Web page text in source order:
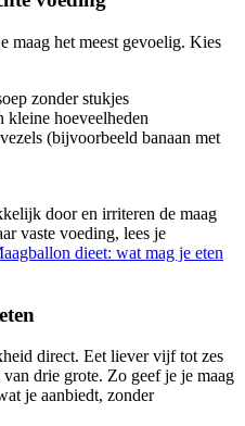
maag het meest gevoelig. Kies
zonder stukjes
hoeveelheden
(bijvoorbeeld banaan met
door en irriteren de maag
vaste voeding, lees je
dieet: wat mag je eten
direct. Eet liever vijf tot zes
drie grote. Zo geef je je maag
je aanbiedt, zonder